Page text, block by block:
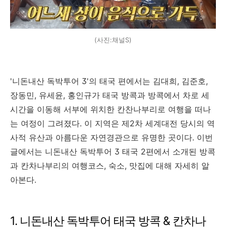
(사진:채널S)
'니돈내산 독박투어 3'의 태국 편에서는 김대희, 김준호,
장동민, 유세윤, 홍인규가 태국 방콕과 방콕에서 차로 세
시간을 이동해 서부에 위치한 칸찬나부리로 여행을 떠나
는 여정이 그려졌다. 이 지역은 제2차 세계대전 당시의 역
사적 유산과 아름다운 자연경관으로 유명한 곳이다. 이번
글에서는 니돈내산 독박투어 3 태국 2편에서 소개된 방콕
과 칸차나부리의 여행코스, 숙소, 맛집에 대해 자세히 알
아본다.
1. 니돈내산 독박투어 태국 방콕 & 칸차나